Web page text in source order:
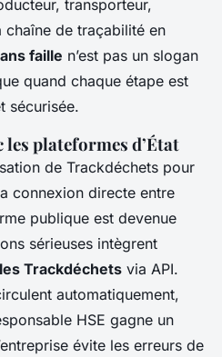
transporteur,
de traçabilité en
faille n’est pas un slogan
quand chaque étape est
sécurisée.
les plateformes d’État
de Trackdéchets pour
connexion directe entre
publique est devenue
sérieuses intègrent
Trackdéchets via API.
automatiquement,
HSE gagne un
évite les erreurs de